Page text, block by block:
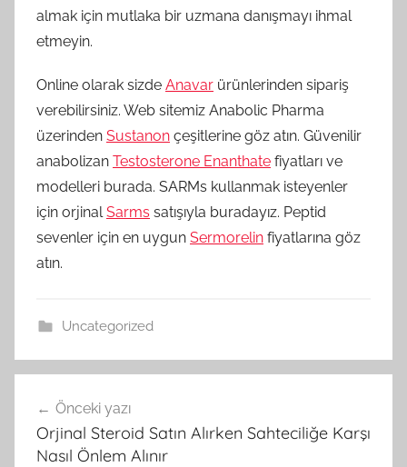
almak için mutlaka bir uzmana danışmayı ihmal
etmeyin.
Online olarak sizde Anavar ürünlerinden sipariş
verebilirsiniz. Web sitemiz Anabolic Pharma
üzerinden Sustanon çeşitlerine göz atın. Güvenilir
anabolizan Testosterone Enanthate fiyatları ve
modelleri burada. SARMs kullanmak isteyenler
için orjinal Sarms satışıyla buradayız. Peptid
sevenler için en uygun Sermorelin fiyatlarına göz
atın.
Uncategorized
gezinmesi
Önceki yazı
Orjinal Steroid Satın Alırken Sahteciliğe Karşı
Nasıl Önlem Alınır